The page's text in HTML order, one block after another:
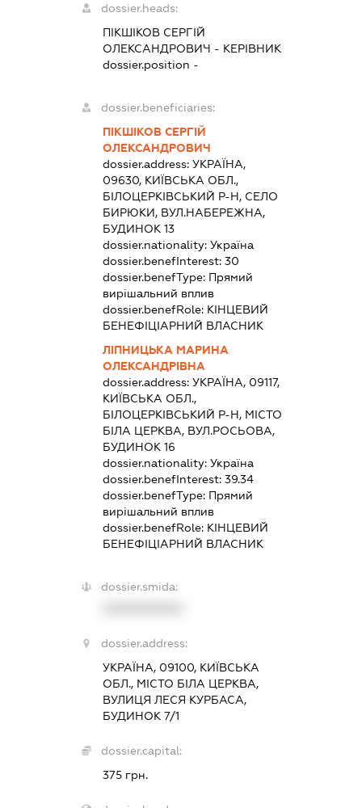
dossier.heads:
ПІКШІКОВ СЕРГІЙ
ОЛЕКСАНДРОВИЧ - КЕРІВНИК
dossier.position -
dossier.beneficiaries:
ПІКШІКОВ СЕРГІЙ
ОЛЕКСАНДРОВИЧ
dossier.address: УКРАЇНА,
09630, КИЇВСЬКА ОБЛ.,
БІЛОЦЕРКІВСЬКИЙ Р-Н, СЕЛО
БИРЮКИ, ВУЛ.НАБЕРЕЖНА,
БУДИНОК 13
dossier.nationality: Україна
dossier.benefInterest: 30
dossier.benefType: Прямий
вирішальний вплив
dossier.benefRole: КІНЦЕВИЙ
БЕНЕФІЦІАРНИЙ ВЛАСНИК
ЛІПНИЦЬКА МАРИНА
ОЛЕКСАНДРІВНА
dossier.address: УКРАЇНА, 09117,
КИЇВСЬКА ОБЛ.,
БІЛОЦЕРКІВСЬКИЙ Р-Н, МІСТО
БІЛА ЦЕРКВА, ВУЛ.РОСЬОВА,
БУДИНОК 16
dossier.nationality: Україна
dossier.benefInterest: 39.34
dossier.benefType: Прямий
вирішальний вплив
dossier.benefRole: КІНЦЕВИЙ
БЕНЕФІЦІАРНИЙ ВЛАСНИК
dossier.smida:
dossier.address:
УКРАЇНА, 09100, КИЇВСЬКА
ОБЛ., МІСТО БІЛА ЦЕРКВА,
ВУЛИЦЯ ЛЕСЯ КУРБАСА,
БУДИНОК 7/1
dossier.capital:
375 грн.